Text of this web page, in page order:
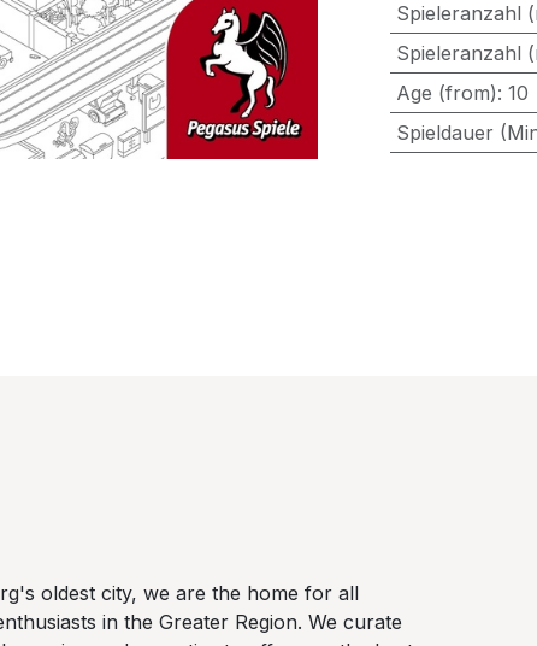
Spieleranzahl
Spieleranzahl
Age (from): 10
Spieldauer
oldest city, we are the home for all
in the Greater Region. We curate